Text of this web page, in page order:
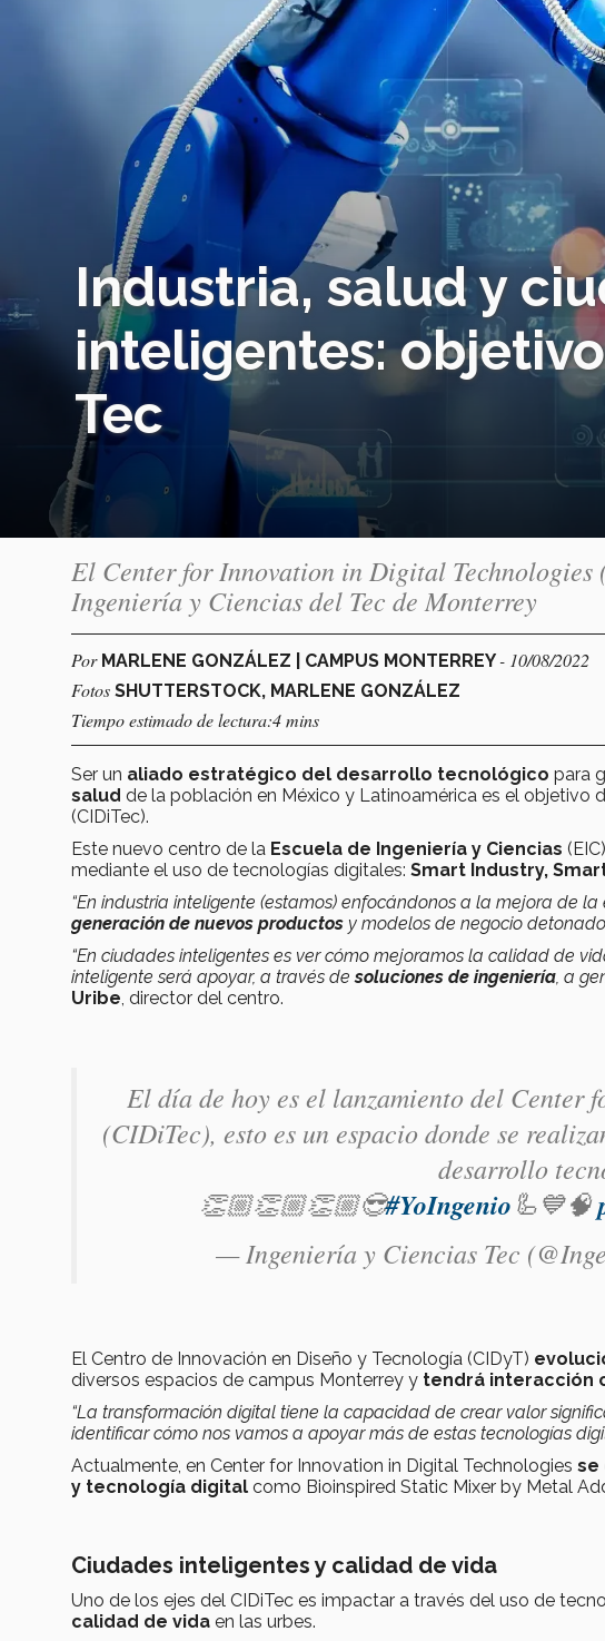
Industria, salud y
inteligentes:
Tec
El Center for Innovation in Digital Technologies
Ingeniería y Ciencias del Tec de Monterrey
Por MARLENE GONZÁLEZ | CAMPUS MONTERREY- 10/08/2022
Fotos SHUTTERSTOCK, MARLENE GONZÁLEZ
Tiempo estimado de lectura:4 mins
Ser un aliado estratégico del desarrollo tecnológico para
salud de la población en México y Latinoamérica es el objetivo
(CIDiTec).
Este nuevo centro de la Escuela de Ingeniería y Ciencias
mediante el uso de tecnologías digitales: Smart Industry,
“En industria inteligente (estamos) enfocándonos a la mejora de
generación de nuevos productos y modelos de negocio
“En ciudades inteligentes es ver cómo mejoramos la calidad de
inteligente será apoyar, a través desoluciones de ingeniería , a
Uribe , director del centro.
El día de hoy es el lanzamiento del
(CIDiTec), esto es un espacio donde se
desarrollo
👏🏼👏🏼👏🏼😎#YoIngenio🦾💙🧠
— Ingeniería y Ciencias Tec
El Centro de Innovación en Diseño y Tecnología (CIDyT)
diversos espacios de campus Monterrey y tendrá interacción
“La transformación digital tiene la capacidad de crear valor
identificar cómo nos vamos a apoyar más de estas tecnologías
Actualmente, en Center for Innovation in Digital Technologies se
y tecnología digital como Bioinspired Static Mixer by Metal
Ciudades inteligentes y calidad de vida
Uno de los ejes del CIDiTec es impactar a través del uso de
calidad de vida en las urbes.